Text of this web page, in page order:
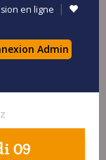
en ligne |
Admin
09